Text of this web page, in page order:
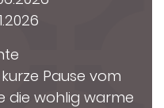
Pause vom
die wohlig warme